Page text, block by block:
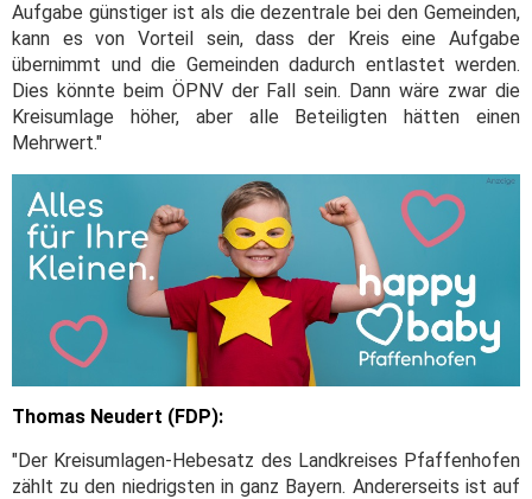
Aufgabe günstiger ist als die dezentrale bei den Gemeinden,
kann es von Vorteil sein, dass der Kreis eine Aufgabe
übernimmt und die Gemeinden dadurch entlastet werden.
Dies könnte beim ÖPNV der Fall sein. Dann wäre zwar die
Kreisumlage höher, aber alle Beteiligten hätten einen
Mehrwert."
Thomas Neudert (FDP):
"Der Kreisumlagen-Hebesatz des Landkreises Pfaffenhofen
zählt zu den niedrigsten in ganz Bayern. Andererseits ist auf